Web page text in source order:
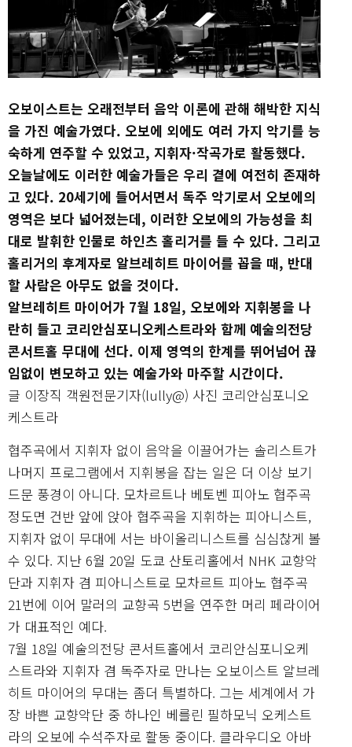
오보이스트는 오래전부터 음악 이론에 관해 해박한 지식
을 가진 예술가였다. 오보에 외에도 여러 가지 악기를 능
숙하게 연주할 수 있었고, 지휘자·작곡가로 활동했다.
오늘날에도 이러한 예술가들은 우리 곁에 여전히 존재하
고 있다. 20세기에 들어서면서 독주 악기로서 오보에의
영역은 보다 넓어졌는데, 이러한 오보에의 가능성을 최
대로 발휘한 인물로 하인츠 홀리거를 들 수 있다. 그리고
홀리거의 후계자로 알브레히트 마이어를 꼽을 때, 반대
할 사람은 아무도 없을 것이다.
알브레히트 마이어가 7월 18일, 오보에와 지휘봉을 나
란히 들고 코리안심포니오케스트라와 함께 예술의전당
콘서트홀 무대에 선다. 이제 영역의 한계를 뛰어넘어 끊
임없이 변모하고 있는 예술가와 마주할 시간이다.
글 이장직 객원전문기자(lully@) 사진 코리안심포니오
케스트라
협주곡에서 지휘자 없이 음악을 이끌어가는 솔리스트가
나머지 프로그램에서 지휘봉을 잡는 일은 더 이상 보기
드문 풍경이 아니다. 모차르트나 베토벤 피아노 협주곡
정도면 건반 앞에 앉아 협주곡을 지휘하는 피아니스트,
지휘자 없이 무대에 서는 바이올리니스트를 심심찮게 볼
수 있다. 지난 6월 20일 도쿄 산토리홀에서 NHK 교향악
단과 지휘자 겸 피아니스트로 모차르트 피아노 협주곡
21번에 이어 말러의 교향곡 5번을 연주한 머리 페라이어
가 대표적인 예다.
7월 18일 예술의전당 콘서트홀에서 코리안심포니오케
스트라와 지휘자 겸 독주자로 만나는 오보이스트 알브레
히트 마이어의 무대는 좀더 특별하다. 그는 세계에서 가
장 바쁜 교향악단 중 하나인 베를린 필하모닉 오케스트
라의 오보에 수석주자로 활동 중이다. 클라우디오 아바